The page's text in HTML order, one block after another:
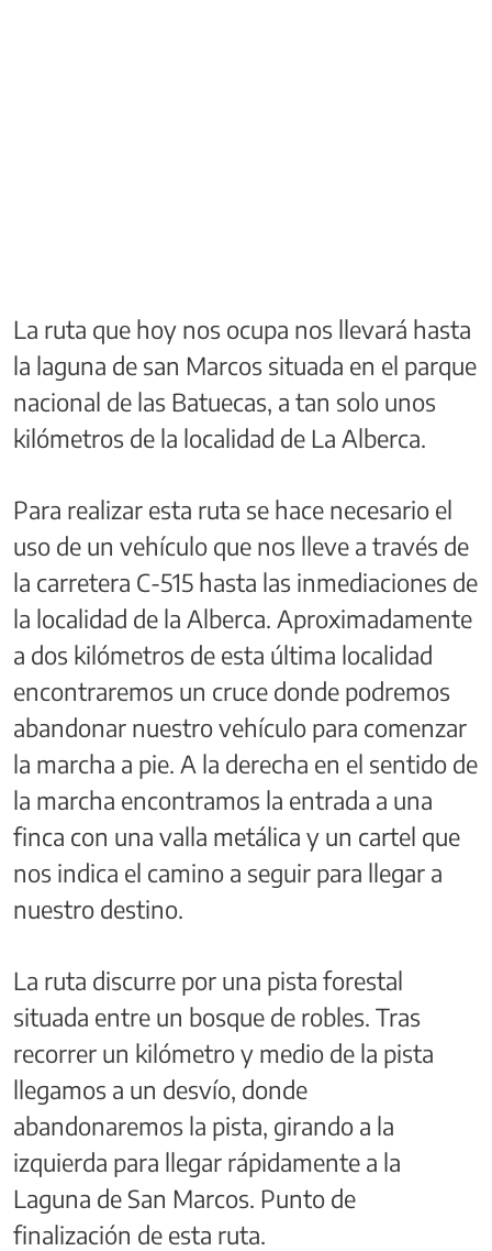
La ruta que hoy nos ocupa nos llevará hasta
la laguna de san Marcos situada en el parque
nacional de las Batuecas, a tan solo unos
kilómetros de la localidad de La Alberca.
Para realizar esta ruta se hace necesario el
uso de un vehículo que nos lleve a través de
la carretera C-515 hasta las inmediaciones de
la localidad de la Alberca. Aproximadamente
a dos kilómetros de esta última localidad
encontraremos un cruce donde podremos
abandonar nuestro vehículo para comenzar
la marcha a pie. A la derecha en el sentido de
la marcha encontramos la entrada a una
finca con una valla metálica y un cartel que
nos indica el camino a seguir para llegar a
nuestro destino.
La ruta discurre por una pista forestal
situada entre un bosque de robles. Tras
recorrer un kilómetro y medio de la pista
llegamos a un desvío, donde
abandonaremos la pista, girando a la
izquierda para llegar rápidamente a la
Laguna de San Marcos. Punto de
finalización de esta ruta.